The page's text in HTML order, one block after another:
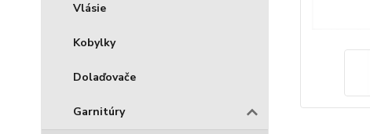
Vlásie
Kobylky
Dolaďovače
Garnitúry